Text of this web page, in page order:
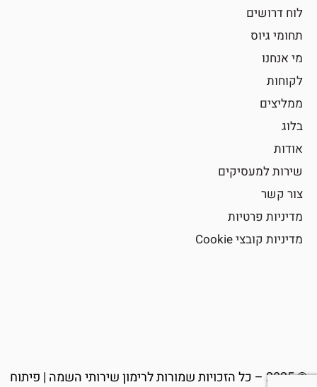
לוח דרושים
תחומי גיוס
מי אנחנו
לקוחות
ממליצים
בלוג
אודות
שירות למעסיקים
צור קשר
מדיניות פרטיות
מדיניות קובצי Cookie
© 2025 – כל הזכויות שמורות לרימון שירותי השמה | פיתוח